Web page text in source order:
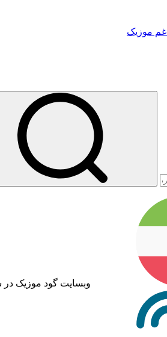
غم موزیک
وبسایت گود موزیک